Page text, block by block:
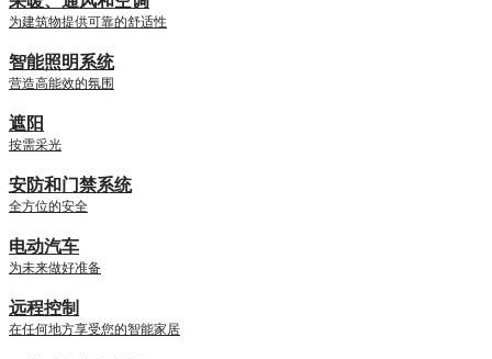
为建筑物提供可靠的舒适性
智能照明系统
营造高能效的氛围
遮阳
按需采光
安防和门禁系统
全方位的安全
电动汽车
为未来做好准备
远程控制
在任何地方享受您的智能家居